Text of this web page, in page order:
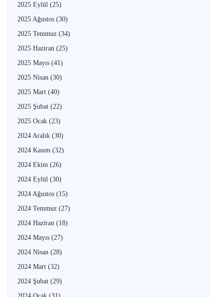
2025 Eylül (25)
2025 Ağustos (30)
2025 Temmuz (34)
2025 Haziran (25)
2025 Mayıs (41)
2025 Nisan (30)
2025 Mart (40)
2025 Şubat (22)
2025 Ocak (23)
2024 Aralık (30)
2024 Kasım (32)
2024 Ekim (26)
2024 Eylül (30)
2024 Ağustos (15)
2024 Temmuz (27)
2024 Haziran (18)
2024 Mayıs (27)
2024 Nisan (28)
2024 Mart (32)
2024 Şubat (29)